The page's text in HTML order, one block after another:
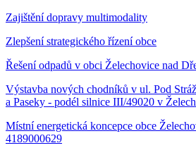
Zajištění dopravy multimodality
Zlepšení strategického řízení obce
Řešení odpadů v obci Želechovice nad
Výstavba nových chodníků v ul. Pod
a Paseky - podél silnice III/49020 v
Místní energetická koncepce obce
4189000629